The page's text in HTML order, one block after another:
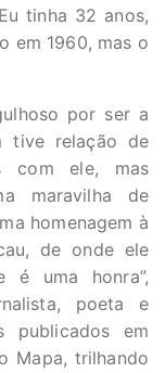
tinha 32 anos,
em 1960, mas o
por ser a
tive relação de
com ele, mas
maravilha de
homenagem à
de onde ele
é uma honra”,
poeta e
publicados em
Mapa, trilhando